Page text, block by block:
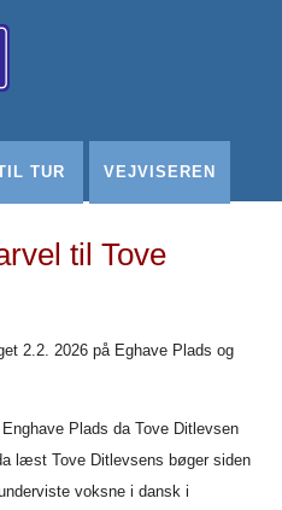
TUR VEJVISEREN
til Tove
2.2. 2026 på Eghave Plads og
Plads da Tove Ditlevsen
læst Tove Ditlevsens bøger siden
voksne i dansk i